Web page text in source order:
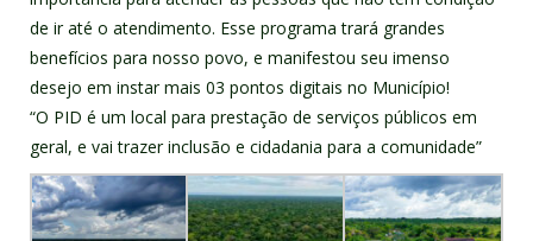
de ir até o atendimento. Esse programa trará grandes
benefícios para nosso povo, e manifestou seu imenso
desejo em instar mais 03 pontos digitais no Município!
“O PID é um local para prestação de serviços públicos em
geral, e vai trazer inclusão e cidadania para a comunidade”